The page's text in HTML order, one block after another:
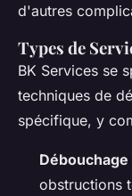
d'autres
Types de
BK Services se
techniques de
spécifique, y
obstructions